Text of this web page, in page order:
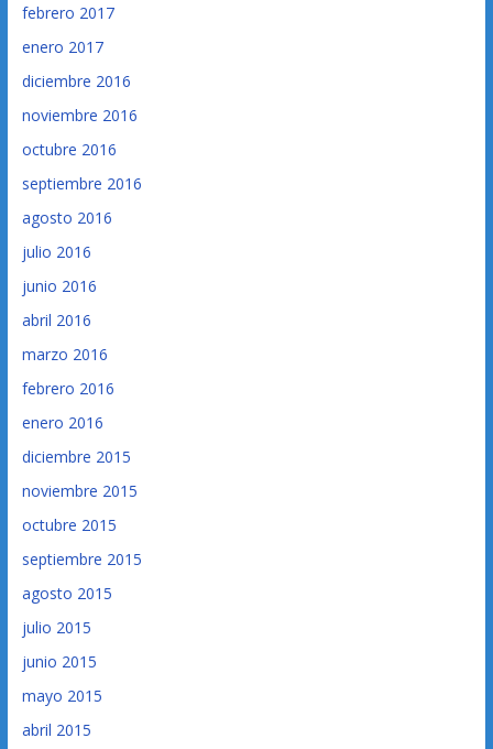
febrero 2017
enero 2017
diciembre 2016
noviembre 2016
octubre 2016
septiembre 2016
agosto 2016
julio 2016
junio 2016
abril 2016
marzo 2016
febrero 2016
enero 2016
diciembre 2015
noviembre 2015
octubre 2015
septiembre 2015
agosto 2015
julio 2015
junio 2015
mayo 2015
abril 2015